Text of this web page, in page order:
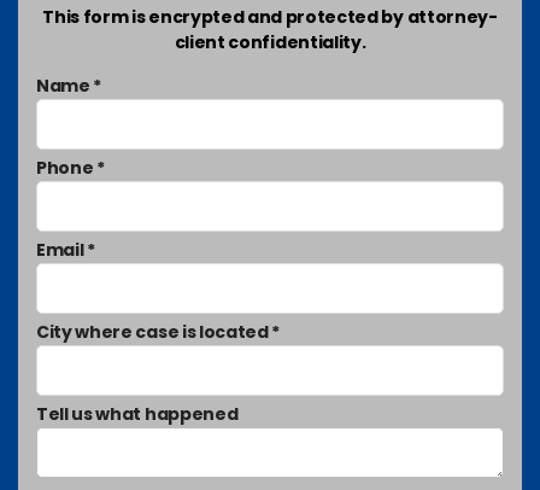
This form is encrypted and protected by attorney-
client confidentiality.
Name *
Phone *
Email *
City where case is located *
Tell us what happened